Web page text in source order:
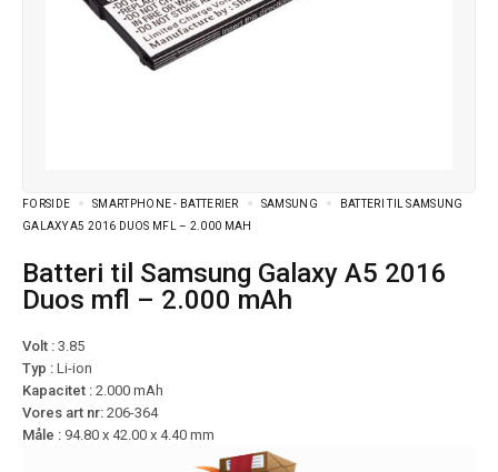
FORSIDE SMARTPHONE - BATTERIER SAMSUNG
BATTERI TIL SAMSUNG
GALAXY A5 2016 DUOS MFL – 2.000 MAH
Batteri til Samsung Galaxy A5 2016
Duos mfl – 2.000 mAh
Volt : 3.85
Typ : Li-ion
Kapacitet : 2.000 mAh
Vores art nr: 206-364
Måle : 94.80 x 42.00 x 4.40 mm